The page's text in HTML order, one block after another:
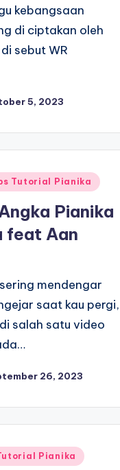
kebangsaan
di ciptakan oleh
sebut WR
5, 2023
Tutorial Pianika
Pianika
feat Aan
mendengar
saat kau pergi,
salah satu video
26, 2023
Pianika